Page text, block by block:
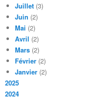
Juillet (3)
Juin (2)
Mai (2)
Avril (2)
Mars (2)
Février (2)
Janvier (2)
2025
2024